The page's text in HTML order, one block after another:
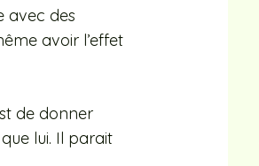
avec des
avoir l’effet
de donner
lui. Il parait